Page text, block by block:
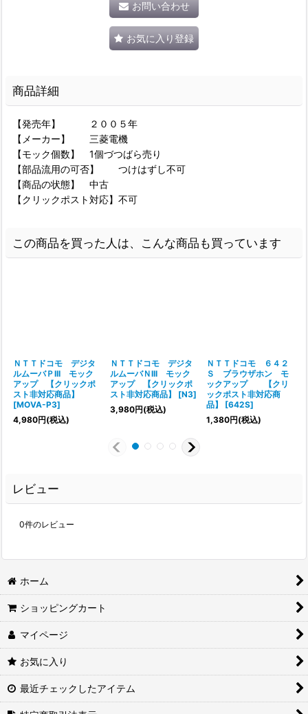
お問い合わせ
お気に入り登録
商品詳細
【発売年】 ２００５年
【メーカー】 三菱電機
【モック個数】 1個づつばら売り
【部品流用の可否】 つけはずし不可
【商品の状態】 中古
【クリックポスト対応】不可
この商品を買った人は、こんな商品も買っています
ＮＴＴドコモ デジタ
ルムーバＰIII モック
アップ 【クリックポ
スト非対応商品】
[MOVA-P3]
4,980円(税込)
ＮＴＴドコモ デジタ
ルムーバＮIII モック
アップ 【クリックポ
スト非対応商品】
[N3]
3,980円(税込)
ＮＴＴドコモ ６４２
Ｓ ブラウザホン モ
ックアップ 【クリ
ックポスト非対応商
品】
[642S]
1,380円(税込)
レビュー
0件のレビュー
ホーム
ショッピングカート
マイページ
お気に入り
最近チェックしたアイテム